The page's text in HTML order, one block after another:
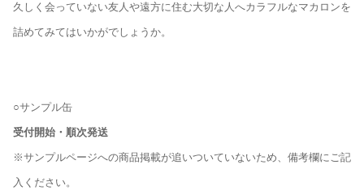
久しく会っていない友人や遠方に住む大切な人へカラフルなマカロンを
詰めてみてはいかがでしょうか。
○サンプル缶
受付開始・順次発送
※サンプルページへの商品掲載が追いついていないため、備考欄にご記
入ください。